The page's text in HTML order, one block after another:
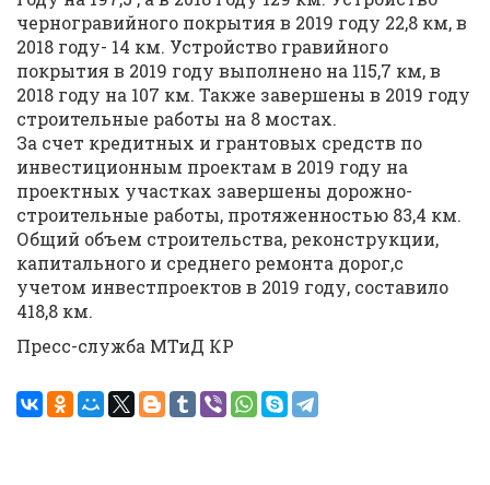
черногравийного покрытия в 2019 году 22,8 км, в
2018 году- 14 км. Устройство гравийного
покрытия в 2019 году выполнено на 115,7 км, в
2018 году на 107 км. Также завершены в 2019 году
строительные работы на 8 мостах.
За счет кредитных и грантовых средств по
инвестиционным проектам в 2019 году на
проектных участках завершены дорожно-
строительные работы, протяженностью 83,4 км.
Общий объем строительства, реконструкции,
капитального и среднего ремонта дорог,с
учетом инвестпроектов в 2019 году, составило
418,8 км.
Пресс-служба МТиД КР